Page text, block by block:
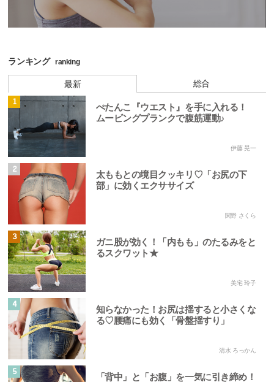
ランキング ranking
最新 総合
1
ぺたんこ『ウエスト』を手に入れる！
ムービングプランクで腹筋運動♪
伊藤 晃一
2
太ももとの境目クッキリ♡「お尻の下
部」に効くエクササイズ
関野 さくら
3
ガニ股が効く！「内もも」のたるみをと
るスクワット★
美宅 玲子
4
知らなかった！お尻は揺すると小さくな
る♡腰痛にも効く「骨盤揺すり」
清水 ろっかん
5
「背中」と「お腹」を一気に引き締め！